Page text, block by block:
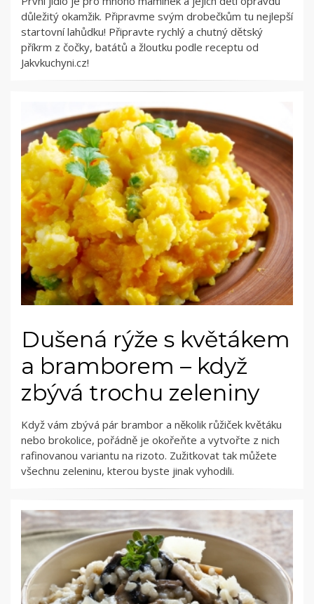
důležitý okamžik. Připravme svým drobečkům tu nejlepší
startovní lahůdku! Připravte rychlý a chutný dětský
příkrm z čočky, batátů a žloutku podle receptu od
Jakvkuchyni.cz!
Dušená rýže s květákem
a bramborem – když
zbývá trochu zeleniny
Když vám zbývá pár brambor a několik růžiček květáku
nebo brokolice, pořádně je okořeňte a vytvořte z nich
rafinovanou variantu na rizoto. Zužitkovat tak můžete
všechnu zeleninu, kterou byste jinak vyhodili.